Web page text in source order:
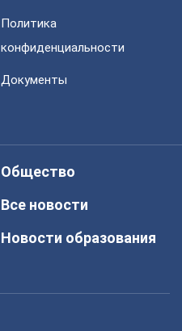
Политика
конфиденциальности
Документы
Общество
Все новости
Новости образования